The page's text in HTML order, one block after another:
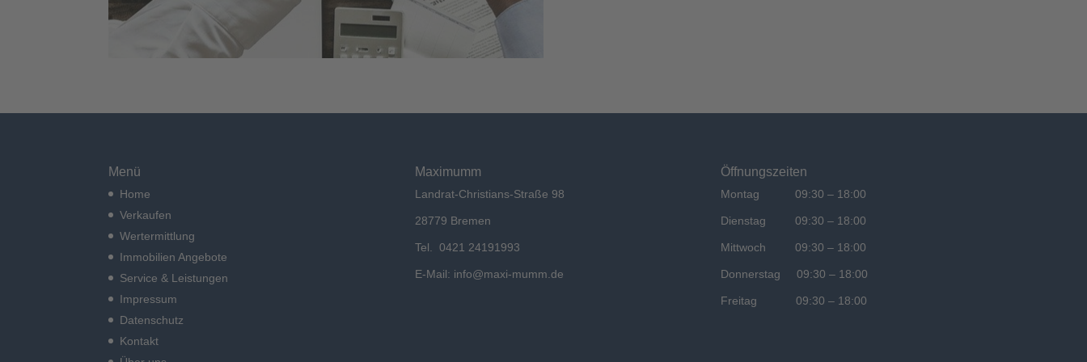
Menü
Home
Verkaufen
Wertermittlung
Immobilien Angebote
Service & Leistungen
Impressum
Datenschutz
Kontakt
Maximumm
Landrat-Christians-Straße 98
28779 Bremen
Tel. 0421 24191993
E-Mail: info@maxi-mumm.de
Öffnungszeiten
Montag 09:30 – 18:00
Dienstag 09:30 – 18:00
Mittwoch 09:30 – 18:00
Donnerstag 09:30 – 18:00
Freitag 09:30 – 18:00